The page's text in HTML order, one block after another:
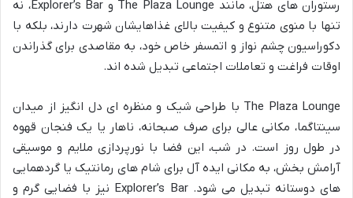
رستوران های هتل، مانند The Plaza Lounge و Explorer’s Bar، نه
تنها با منوی متنوع و کیفیت بالای غذاهایشان شهرت دارند، بلکه با
دکوراسیون چشم نواز و اتمسفر خاص خود، به مقاصدی برای گذراندن
اوقات فراغت و تعاملات اجتماعی تبدیل شده اند.
The Plaza Lounge با طراحی شیک و منظره ای دل انگیز از میدان
سینتاگما، مکانی عالی برای صرف صبحانه، ناهار یا یک فنجان قهوه
در طول روز است. در شب، این فضا با نورپردازی ملایم و موسیقی
آرامش بخش، به مکانی ایده آل برای شام های رمانتیک یا گردهمایی
های دوستانه تبدیل می شود. Explorer’s Bar نیز با فضایی گرم و